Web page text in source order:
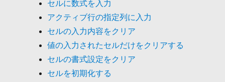
セルに数式を入力
アクティブ行の指定列に入力
セルの入力内容をクリア
値の入力されたセルだけをクリアする
セルの書式設定をクリア
セルを初期化する